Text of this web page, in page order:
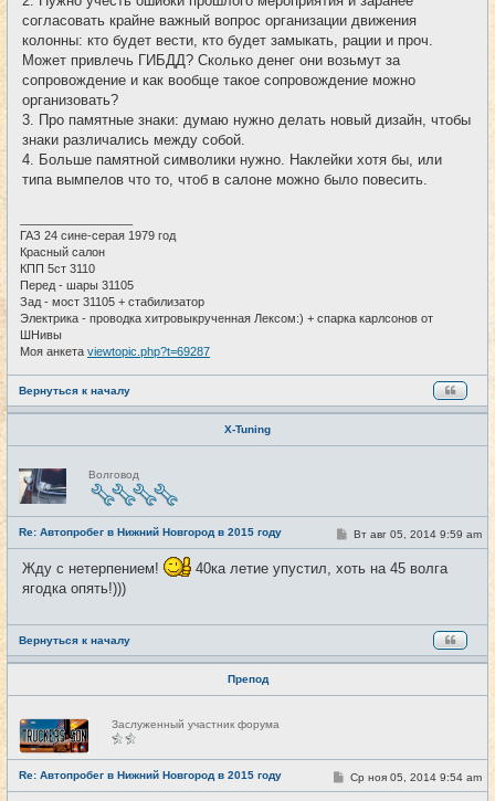
согласовать крайне важный вопрос организации движения
колонны: кто будет вести, кто будет замыкать, рации и проч.
Может привлечь ГИБДД? Сколько денег они возьмут за
сопровождение и как вообще такое сопровождение можно
организовать?
3. Про памятные знаки: думаю нужно делать новый дизайн, чтобы
знаки различались между собой.
4. Больше памятной символики нужно. Наклейки хотя бы, или
типа вымпелов что то, чтоб в салоне можно было повесить.
ГАЗ 24 сине-серая 1979 год
Красный салон
КПП 5ст 3110
Перед - шары 31105
Зад - мост 31105 + стабилизатор
Электрика - проводка хитровыкрученная Лексом:) + спарка карлсонов от
ШНивы
Моя анкета viewtopic.php?t=69287
Вернуться к началу
X-Tuning
Н
е
в
с
е
т
и
Волговод
Re: Автопробег в Нижний Новгород в 2015 году #9
С
о
б
и
Вт авг 05, 2014 9:59 am
Жду с нетерпением!
40ка летие упустил, хоть на 45 волга
ягодка опять!)))
Вернуться к началу
Препод
Н
е
в
с
е
Заслуженный участник форума
Re: Автопробег в Нижний Новгород в 2015 году #10
С
о
Ср ноя 05, 2014 9:54 am